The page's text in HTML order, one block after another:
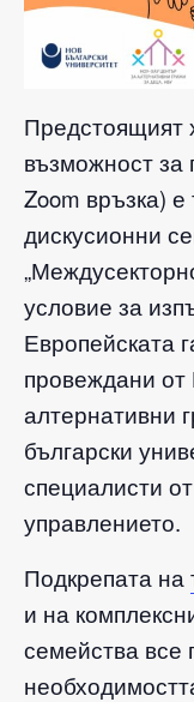
Предстоящият
възможност за
Zoom връзка)
дискусионни
условие за
Европейската
провеждани от
алтернативни
български
специалисти
управлението.
Подкрепата на
и на
семейства все